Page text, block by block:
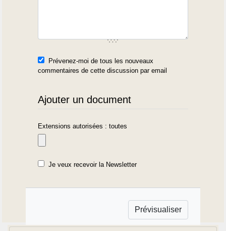
Prévenez-moi de tous les nouveaux
commentaires de cette discussion par email
Ajouter un document
Extensions autorisées : toutes
Je veux recevoir la Newsletter